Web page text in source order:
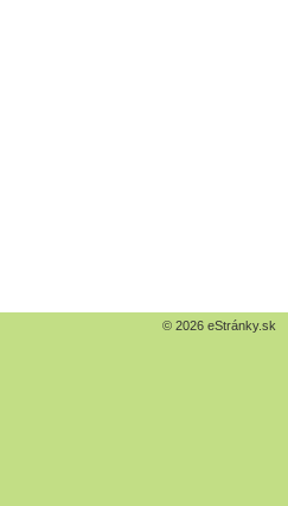
© 2026 eStránky.sk